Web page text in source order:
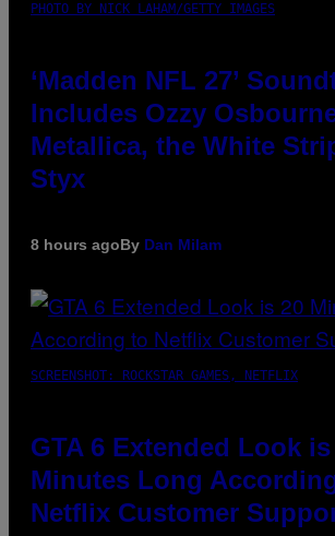
PHOTO BY NICK LAHAM/GETTY IMAGES
‘Madden NFL 27’
Includes Ozzy
Metallica, the White
Styx
8 hours agoBy Dan Milam
SCREENSHOT: ROCKSTAR GAMES, NETFLIX
GTA 6 Extended Look is
Minutes Long
Netflix Customer